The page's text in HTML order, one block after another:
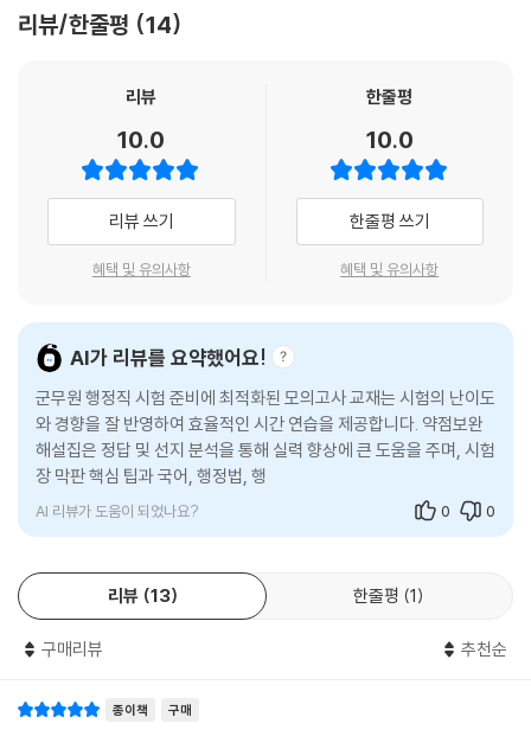
[해커스 교재만의 특장점]
1. 2026년 9, 7급 군무원 행정직 대비! 최신 군무원 출제경향을 완벽 반영
1) 최근 군무원 행정직 기출문제의 문항별 난이도와 출제포인트, 단원별
출제 문항 수 등의 출제경향을 분석하여 모든 문제에 반영하였습니다.
2) 모의고사 1회분의 풀이 제한시간(75분)을 제시하여 효율적인 시간 안
배 연습이 가능하며 실전 감각을 키울 수 있습니다.
설로 시험 전 막판 실력 향상
1) 모든 문제에 대해 상세한 해설을 제공해 문제를 확실하게 이해하고 실
력을 향상시킬 수 있습니다.
2) 정답이 왜 정답인지 알려주는 '정답 분석', 오답의 개념이 무엇이 짚어주
는 '오답 분석'을 통해 틀린 문제의 원인을 파악하고 보완할 수 있습니다.
3) '이것도 알면 합격!'을 통해 출제포인트와 관련된 심화 개념까지 학습할
수 있습니다.
1) 실제 OMR 답안지와 유사한 낱장 OMR 답안지 5회분을 수록하였습니
다.
전을 경험해 볼 수 있습니다.
4. 입실 5분 전! 점수 끌어올리는 국어 핵심포인트 & 행정법, 행정학 핵심
리뷰/한줄평 14
리뷰
10.0
리뷰 쓰기
혜택 및 유의사항
한줄평
10.0
한줄평 쓰기
혜택 및 유의사항
AI가 리뷰를 요약했어요!
군무원 행정직 시험 준비에 최적화된 모의고사 교재는 시험의 난이도
와 경향을 잘 반영하여 효율적인 시간 연습을 제공합니다. 약점보완
해설집은 정답 및 선지 분석을 통해 실력 향상에 큰 도움을 주며, 시험
장 막판 핵심 팁과 국어, 행정법, 행정학의 핵심 지문은 효율적인 학
습을
AI 리뷰가 도움이 되었나요? 0 0
리뷰 13